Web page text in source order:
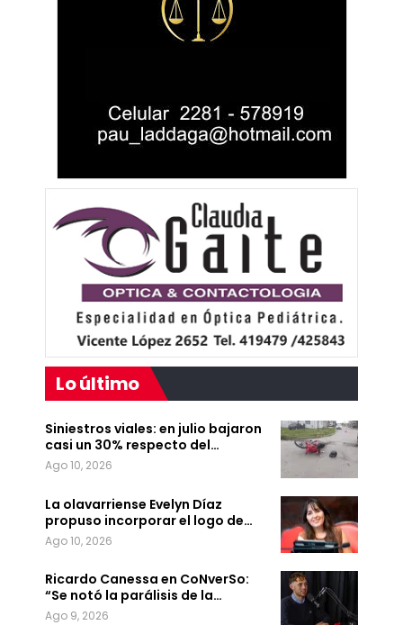
Lo último
Siniestros viales: en julio bajaron
casi un 30% respecto del…
Ago 10, 2026
La olavarriense Evelyn Díaz
propuso incorporar el logo de…
Ago 10, 2026
Ricardo Canessa en CoNverSo:
“Se notó la parálisis de la…
Ago 9, 2026